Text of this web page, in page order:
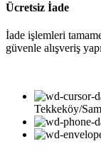
Ücretsiz İade
İade işlemleri
güvenle alışveriş
Tekkeköy/